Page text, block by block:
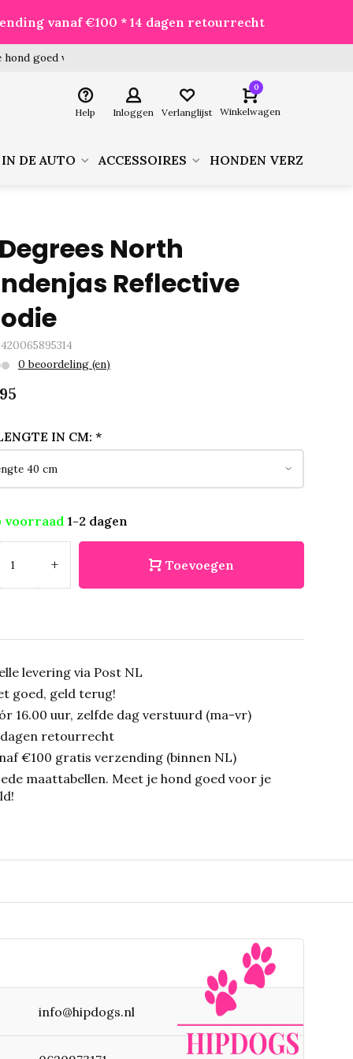
vanaf €100 * 14 dagen retourrecht
goed voor je besteld!
Help Inloggen Verlanglijst
0
Winkelwagen
DE AUTO ACCESSOIRES HONDEN
North
Reflective
0 beoordeling (en)
IN CM: *
voorraad 1-2 dagen
+ Toevoegen
levering via Post NL
goed, geld terug!
16.00 uur, zelfde dag verstuurd (ma-vr)
dagen retourrecht
€100 gratis verzending (binnen NL)
maattabellen. Meet je hond goed voor je
info@hipdogs.nl